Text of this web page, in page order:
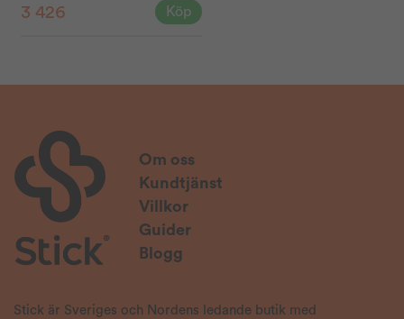
3 426 Köp
Om oss
Kundtjänst
Villkor
Guider
Blogg
Stick är Sveriges och Nordens ledande butik med